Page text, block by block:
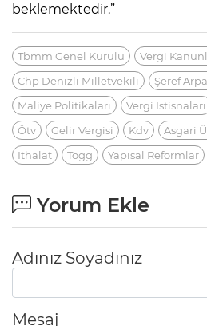
beklemektedir.”
Tbmm Genel Kurulu
Vergi
Chp Denizli Milletvekili
Şeref
Maliye Politikaları
Vergi Istisnaları
Ötv
Gelir Vergisi Kdv Asgari
Ithalat
Togg Yapısal Reformlar
Yorum Ekle
Adınız Soyadınız
Mesaj